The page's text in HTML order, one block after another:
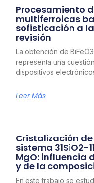
Procesamiento
multiferroicas
sofisticación a
revisión
La obtención de
representa una
dispositivos
Leer Más
Cristalización
sistema 31SiO2-
MgO: influencia
y de la
En este trabajo se